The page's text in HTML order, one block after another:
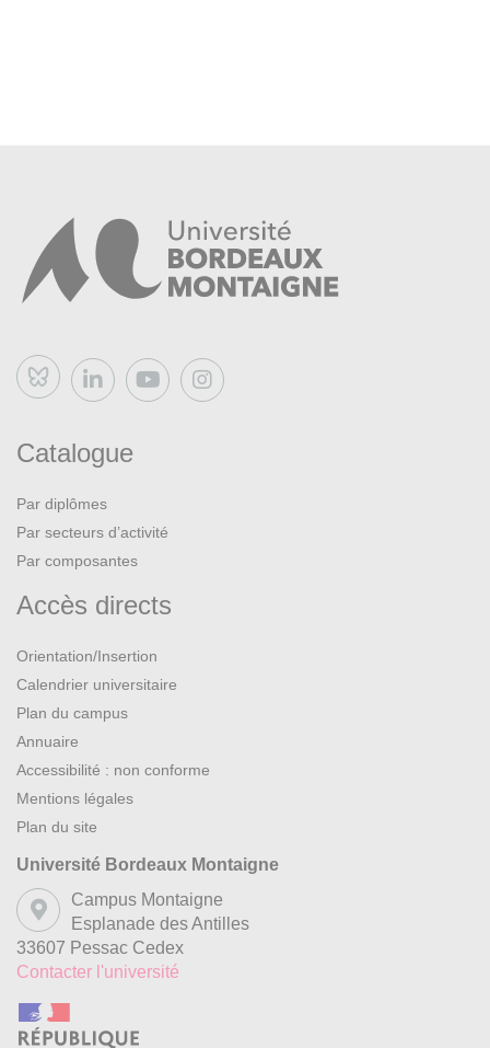
Bluesky
Catalogue
Par diplômes
Par secteurs d’activité
Par composantes
Accès directs
Orientation/Insertion
Calendrier universitaire
Plan du campus
Annuaire
Accessibilité : non conforme
Mentions légales
Plan du site
Université Bordeaux Montaigne
Campus Montaigne
Esplanade des Antilles
33607 Pessac Cedex
Contacter l'université